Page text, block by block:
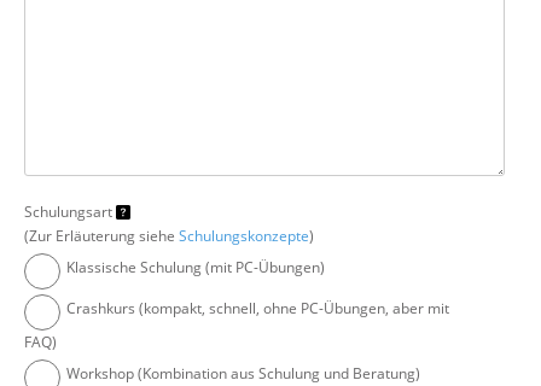
Schulungsart
(Zur Erläuterung siehe Schulungskonzepte)
Klassische Schulung (mit PC-Übungen)
Crashkurs (kompakt, schnell, ohne PC-Übungen, aber mit
FAQ)
Workshop (Kombination aus Schulung und Beratung)